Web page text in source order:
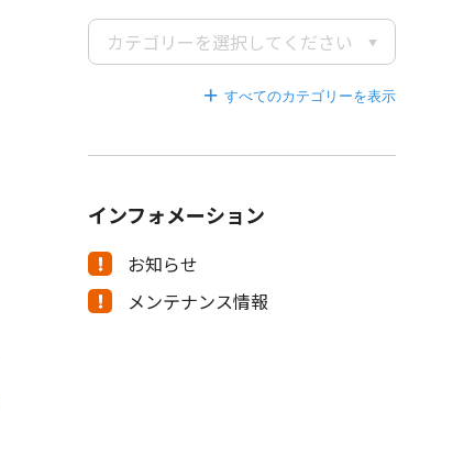
カテゴリーを選択してください
すべてのカテゴリーを
インフォメーション
お知らせ
メンテナンス情報